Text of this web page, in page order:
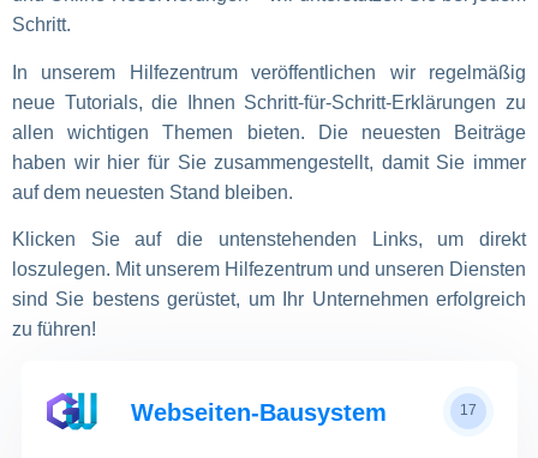
Schritt.
In unserem Hilfezentrum veröffentlichen wir regelmäßig
neue Tutorials, die Ihnen Schritt-für-Schritt-Erklärungen zu
allen wichtigen Themen bieten. Die neuesten Beiträge
haben wir hier für Sie zusammengestellt, damit Sie immer
auf dem neuesten Stand bleiben.
Klicken Sie auf die untenstehenden Links, um direkt
loszulegen. Mit unserem Hilfezentrum und unseren Diensten
sind Sie bestens gerüstet, um Ihr Unternehmen erfolgreich
zu führen!
Webseiten-Bausystem 17